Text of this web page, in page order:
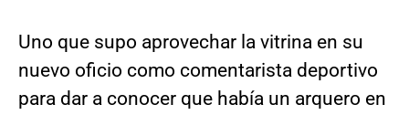
Uno que supo aprovechar la vitrina en su
nuevo oficio como comentarista deportivo
para dar a conocer que había un arquero en